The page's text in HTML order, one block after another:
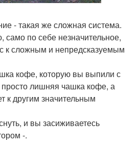
- такая же сложная система.
само по себе незначительное,
к сложным и непредсказуемым
кофе, которую вы выпили с
лишняя чашка кофе, а
к другим значительным
и вы засиживаетесь
-.